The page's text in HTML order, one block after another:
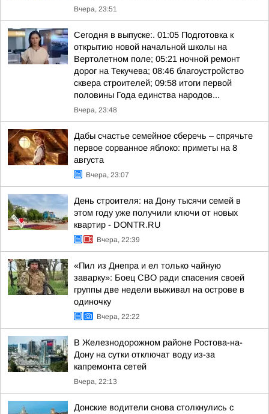
Вчера, 23:51
Сегодня в выпуске:. 01:05 Подготовка к
открытию новой начальной школы на
Вертолетном поле; 05:21 ночной ремонт
дорог на Текучева; 08:46 благоустройство
сквера строителей; 09:58 итоги первой
половины Года единства народов...
Вчера, 23:48
Дабы счастье семейное сберечь – спрячьте
первое сорванное яблоко: приметы на 8
августа
Вчера, 23:07
День строителя: на Дону тысячи семей в
этом году уже получили ключи от новых
квартир - DONTR.RU
Вчера, 22:39
«Пил из Днепра и ел только чайную
заварку»: Боец СВО ради спасения своей
группы две недели выживал на острове в
одиночку
Вчера, 22:22
В Железнодорожном районе Ростова-на-
Дону на сутки отключат воду из-за
капремонта сетей
Вчера, 22:13
Донские водители снова столкнулись с